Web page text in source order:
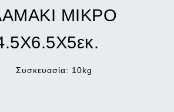
ΜΙΚΡΟ
Συσκευασία: 10kg